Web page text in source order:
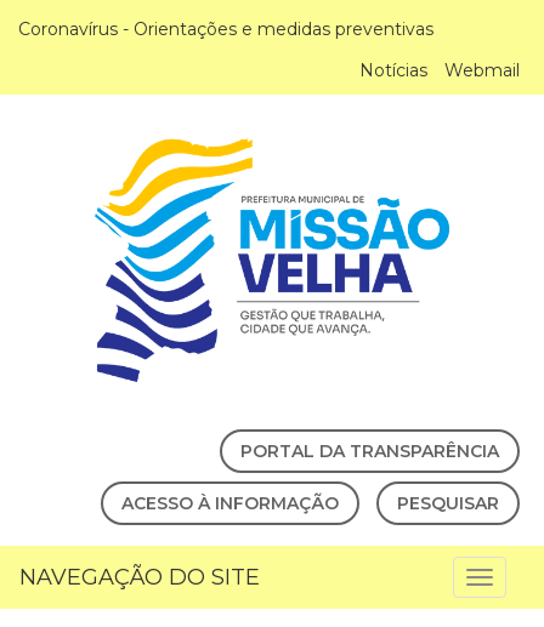
Coronavírus - Orientações e medidas preventivas
Notícias
Webmail
PORTAL DA TRANSPARÊNCIA
ACESSO À INFORMAÇÃO PESQUISAR
NAVEGAÇÃO DO SITE